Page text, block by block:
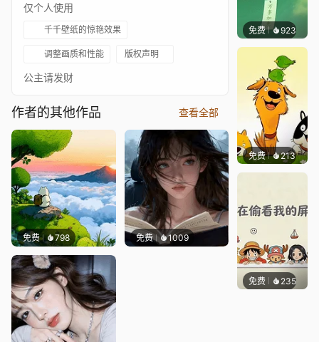
仅个人使用
千千壁纸的惊艳效果
调整画质和性能 版权声明
公主请发财
作者的其他作品 查看全部
免费 798 免费 1009
免费 923好看
免费 213渔小小
免费 235渔小小